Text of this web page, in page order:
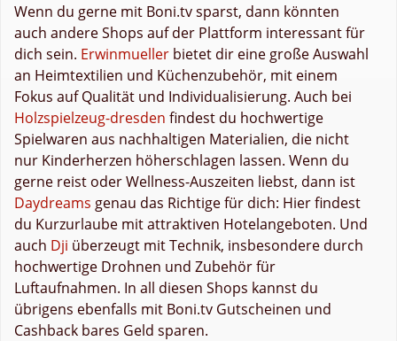
Wenn du gerne mit Boni.tv sparst, dann könnten
auch andere Shops auf der Plattform interessant für
dich sein. Erwinmueller bietet dir eine große Auswahl
an Heimtextilien und Küchenzubehör, mit einem
Fokus auf Qualität und Individualisierung. Auch bei
Holzspielzeug-dresden findest du hochwertige
Spielwaren aus nachhaltigen Materialien, die nicht
nur Kinderherzen höherschlagen lassen. Wenn du
gerne reist oder Wellness-Auszeiten liebst, dann ist
Daydreams genau das Richtige für dich: Hier findest
du Kurzurlaube mit attraktiven Hotelangeboten. Und
auch Dji überzeugt mit Technik, insbesondere durch
hochwertige Drohnen und Zubehör für
Luftaufnahmen. In all diesen Shops kannst du
übrigens ebenfalls mit Boni.tv Gutscheinen und
Cashback bares Geld sparen.